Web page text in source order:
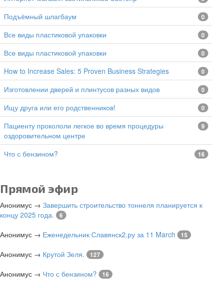
подъёмный шлагбаум 0
все виды пластиковой упаковки 0
все виды пластиковой упаковки 0
How to Increase Sales: 5 Proven Business Strategies 0
изготовлении дверей и плинтусов разных видов 0
Ищу друга или его родственников! 0
Пациенту прокололи легкое во время процедуры
оздоровительном центре
9
Что с бензином? 16
Прямой эфир
Анонимус → Завершить строительство тоннеля планируется к
концу 2025 года.
6
Анонимус → Еженедельник Славянск2.ру за 11 March 15
Анонимус → Крутой Зеля. 127
Анонимус → Что с бензином? 16